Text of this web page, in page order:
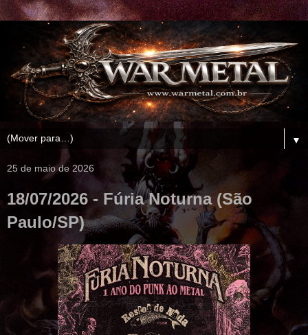
▼
25 de maio de 2026
18/07/2026 - Fúria Noturna (São
Paulo/SP)